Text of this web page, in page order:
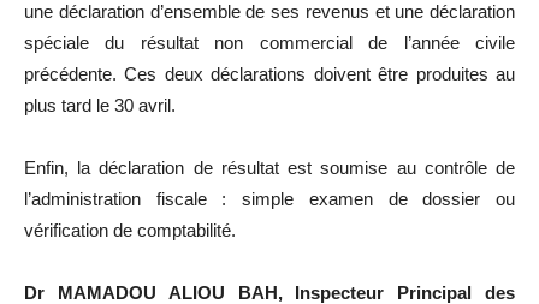
une déclaration d’ensemble de ses revenus et une déclaration
spéciale du résultat non commercial de l’année civile
précédente. Ces deux déclarations doivent être produites au
plus tard le 30 avril.
Enfin, la déclaration de résultat est soumise au contrôle de
l’administration fiscale : simple examen de dossier ou
vérification de comptabilité.
Dr MAMADOU ALIOU BAH, Inspecteur Principal des